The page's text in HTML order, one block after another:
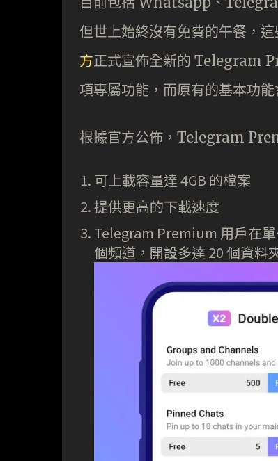
但世上始終沒有免費的午餐，
方正式宣佈全新的 Telegram
項專屬功能，而原有的基本功能
根據官方公佈，Telegram
可上載容量達 4GB 的檔案
提供更高的下載速度
Telegram Premium 用戶在
個頻道，開設多達 20 個資料